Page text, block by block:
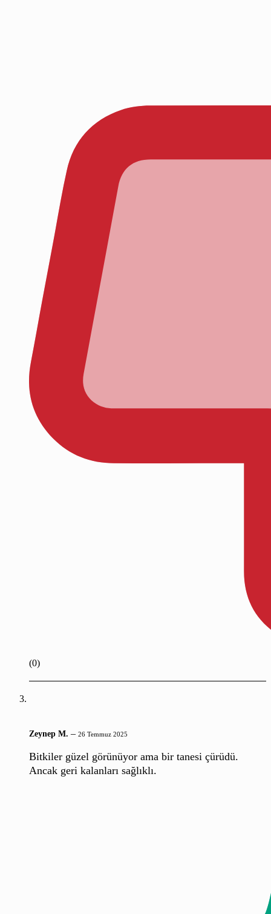
(0)
Zeynep M. – 26 Temmuz 2025
Bitkiler güzel görünüyor ama bir tanesi çürüdü.
Ancak geri kalanları sağlıklı.